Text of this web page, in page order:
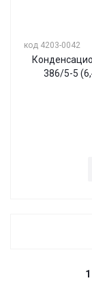
код 4203-0042
386/5-5
1